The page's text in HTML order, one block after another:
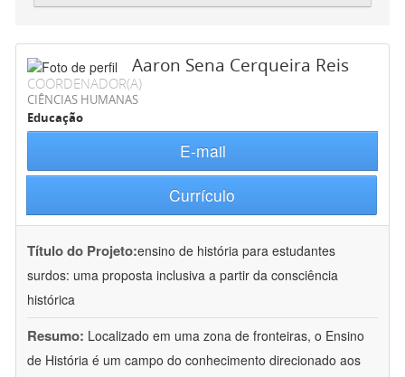
Aaron Sena Cerqueira Reis
COORDENADOR(A)
CIÊNCIAS HUMANAS
Educação
E-mail
Currículo
Título do Projeto:ensino de história para estudantes
surdos: uma proposta inclusiva a partir da consciência
histórica
Resumo: Localizado em uma zona de fronteiras, o Ensino
de História é um campo do conhecimento direcionado aos